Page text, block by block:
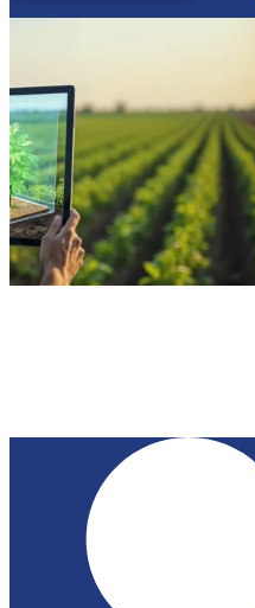
Curso en